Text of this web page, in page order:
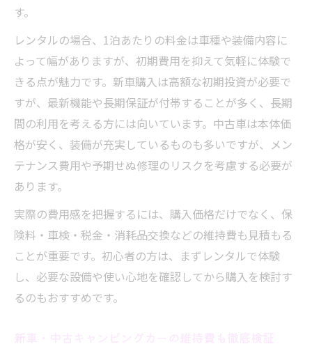
す。
レンタルの場合、1泊あたりの料金は車種や装備内容に
よって幅がありますが、初期費用を抑えて気軽に体験で
きる点が魅力です。新車購入は高額な初期投資が必要で
すが、最新機能や長期保証が付帯することが多く、長期
間の利用を考える方には向いています。中古車は本体価
格が安く、装備が充実しているものも多いですが、メン
テナンス費用や予期せぬ修理のリスクを考慮する必要が
あります。
実際の費用感を把握するには、購入価格だけでなく、保
険料・車検・税金・消耗品交換などの維持費も見積もる
ことが重要です。初心者の方は、まずレンタルで体験
し、必要な設備や使い心地を確認してから購入を検討す
るのもおすすめです。